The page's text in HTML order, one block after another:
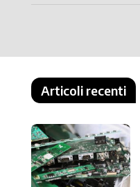
Articoli recenti